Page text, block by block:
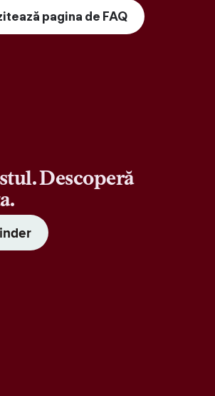
pagina de FAQ
Descoperă